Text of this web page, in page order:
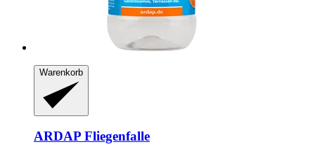
Warenkorb
ARDAP Fliegenfalle